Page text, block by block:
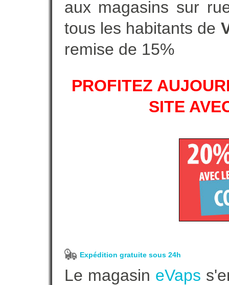
aux magasins sur
tous les habitants de
remise de 15%
PROFITEZ
SITE
Expédition gratuite sous 24h
Le magasin eVaps